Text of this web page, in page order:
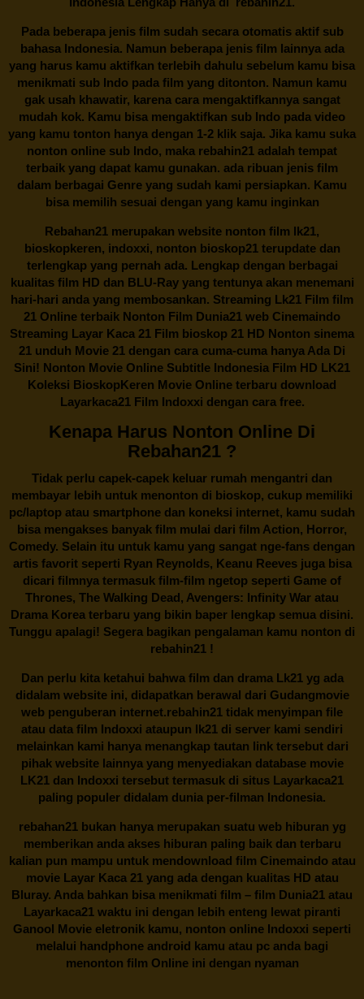
Pada beberapa jenis film sudah secara otomatis aktif sub
bahasa Indonesia. Namun beberapa jenis film lainnya ada
yang harus kamu aktifkan terlebih dahulu sebelum kamu bisa
menikmati sub Indo pada film yang ditonton. Namun kamu
gak usah khawatir, karena cara mengaktifkannya sangat
mudah kok. Kamu bisa mengaktifkan sub Indo pada video
yang kamu tonton hanya dengan 1-2 klik saja. Jika kamu suka
nonton online sub Indo, maka rebahin21 adalah tempat
terbaik yang dapat kamu gunakan. ada ribuan jenis film
dalam berbagai Genre yang sudah kami persiapkan. Kamu
bisa memilih sesuai dengan yang kamu inginkan
Rebahan21 merupakan website nonton film lk21,
bioskopkeren, indoxxi, nonton bioskop21 terupdate dan
terlengkap yang pernah ada. Lengkap dengan berbagai
kualitas film HD dan BLU-Ray yang tentunya akan menemani
hari-hari anda yang membosankan. Streaming Lk21 Film film
21 Online terbaik Nonton Film Dunia21 web Cinemaindo
Streaming Layar Kaca 21 Film bioskop 21 HD Nonton sinema
21 unduh Movie 21 dengan cara cuma-cuma hanya Ada Di
Sini! Nonton Movie Online Subtitle Indonesia Film HD LK21
Koleksi BioskopKeren Movie Online terbaru download
Layarkaca21 Film Indoxxi dengan cara free.
Kenapa Harus Nonton Online Di
Rebahan21 ?
Tidak perlu capek-capek keluar rumah mengantri dan
membayar lebih untuk menonton di bioskop, cukup memiliki
pc/laptop atau smartphone dan koneksi internet, kamu sudah
bisa mengakses banyak film mulai dari film Action, Horror,
Comedy. Selain itu untuk kamu yang sangat nge-fans dengan
artis favorit seperti Ryan Reynolds, Keanu Reeves juga bisa
dicari filmnya termasuk film-film ngetop seperti Game of
Thrones, The Walking Dead, Avengers: Infinity War atau
Drama Korea terbaru yang bikin baper lengkap semua disini.
Tunggu apalagi! Segera bagikan pengalaman kamu nonton di
rebahin21 !
Dan perlu kita ketahui bahwa film dan dramaLk21yg ada
didalam website ini, didapatkan berawal dari Gudangmovie
web penguberan internet.rebahin21 tidak menyimpan file
atau data film Indoxxi ataupun lk21 di server kami sendiri
melainkan kami hanya menangkap tautan link tersebut dari
pihak website lainnya yang menyediakan database movie
LK21 dan Indoxxi tersebut termasuk di situs Layarkaca21
paling populer didalam dunia per-filman Indonesia.
rebahan21bukan hanya merupakan suatu web hiburan yg
memberikan anda akses hiburan paling baik dan terbaru
kalian pun mampu untuk mendownload film Cinemaindo atau
movie Layar Kaca 21 yang ada dengan kualitas HD atau
Bluray. Anda bahkan bisa menikmati film – film Dunia21 atau
Layarkaca21 waktu ini dengan lebih enteng lewat piranti
Ganool Movie eletronik kamu, nonton online Indoxxi seperti
melalui handphone android kamu atau pc anda bagi
menonton film Online ini dengan nyaman